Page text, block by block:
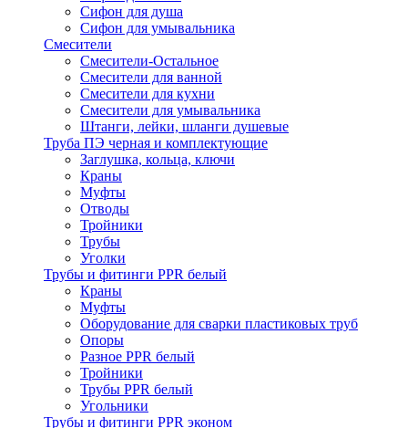
Сифон для душа
Сифон для умывальника
Смесители
Cмесители-Остальное
Смесители для ванной
Смесители для кухни
Смесители для умывальника
Штанги, лейки, шланги душевые
Труба ПЭ черная и комплектующие
Заглушка, кольца, ключи
Краны
Муфты
Отводы
Тройники
Трубы
Уголки
Трубы и фитинги PPR белый
Краны
Муфты
Оборудование для сварки пластиковых труб
Опоры
Разное PPR белый
Тройники
Трубы PPR белый
Угольники
Трубы и фитинги PPR эконом